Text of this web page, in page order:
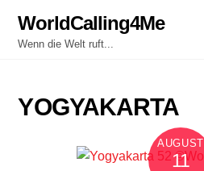
content
WorldCalling4Me
Wenn die Welt ruft...
YOGYAKARTA
AUGUST
11